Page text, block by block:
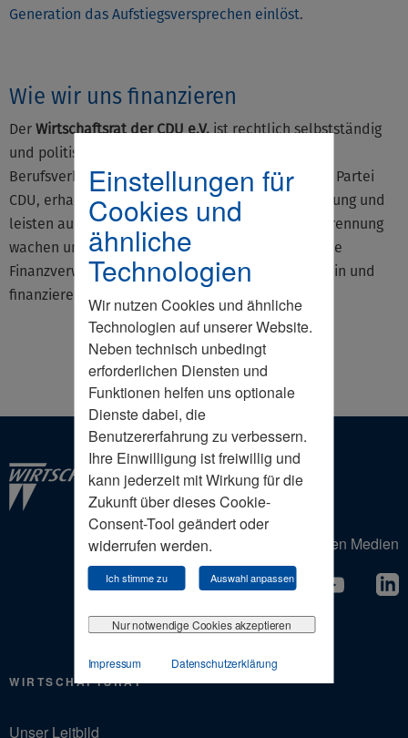
Einstellungen für
Cookies und
ähnliche
Technologien
Wir nutzen Cookies und ähnliche
Technologien auf unserer Website.
Neben technisch unbedingt
erforderlichen Diensten und
Funktionen helfen uns optionale
Dienste dabei, die
Benutzererfahrung zu verbessern.
Ihre Einwilligung ist freiwillig und
kann jederzeit mit Wirkung für die
Zukunft über dieses Cookie-
Consent-Tool geändert oder
widerrufen werden.
Ich stimme zu Auswahl anpassen
Nur notwendige Cookies akzeptieren
Impressum Datenschutzerklärung
Generation das Aufstiegsversprechen einlöst.
Wie wir uns finanzieren
Der Wirtschaftsrat der CDU e.V.ist rechtlich selbstständig
und politisch unabhängig. Als unternehmerischer
Berufsverband sind wir keine Teilorganisation der Partei
CDU, erhalten von ihr keine finanzielle Unterstützung und
leisten auch umgekehrt keine. Über diese klare Trennung
wachen unsere Wirtschaftsprüfer und die deutsche
Finanzverwaltung. Wir sind ein eingetragener Verein und
finanzieren uns durch unsere Mitglieder.
Der Wirtschaftsrat in den Sozialen Medien
WIRTSCHAFTSRAT
Unser Leitbild